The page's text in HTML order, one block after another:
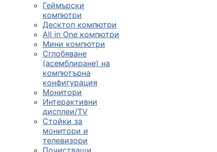
Геймърски
компютри
Десктоп компютри
All in One компютри
Мини компютри
Сглобяване
(асемблиране) на
компютърна
конфигурация
Монитори
Интерактивни
дисплеи/TV
Стойки за
монитори и
телевизори
Почистващи